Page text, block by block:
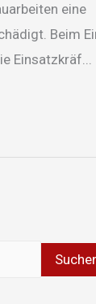
eine
Beim
Einsatzkräf...